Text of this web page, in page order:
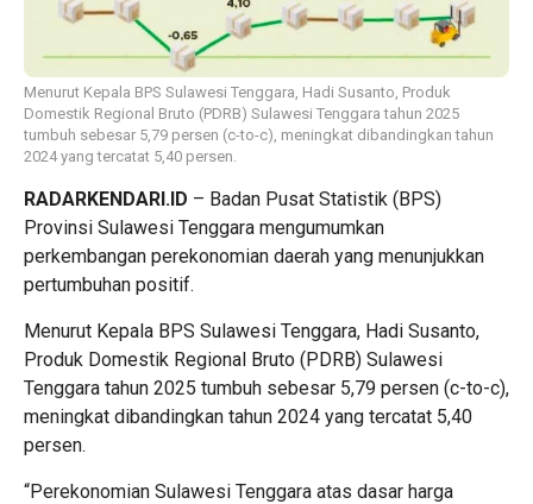
Menurut Kepala BPS Sulawesi Tenggara, Hadi Susanto, Produk
Domestik Regional Bruto (PDRB) Sulawesi Tenggara tahun 2025
tumbuh sebesar 5,79 persen (c-to-c), meningkat dibandingkan tahun
2024 yang tercatat 5,40 persen.
RADARKENDARI.ID – Badan Pusat Statistik (BPS)
Provinsi Sulawesi Tenggara mengumumkan
perkembangan perekonomian daerah yang menunjukkan
pertumbuhan positif.
Menurut Kepala BPS Sulawesi Tenggara, Hadi Susanto,
Produk Domestik Regional Bruto (PDRB) Sulawesi
Tenggara tahun 2025 tumbuh sebesar 5,79 persen (c-to-c),
meningkat dibandingkan tahun 2024 yang tercatat 5,40
persen.
“Perekonomian Sulawesi Tenggara atas dasar harga